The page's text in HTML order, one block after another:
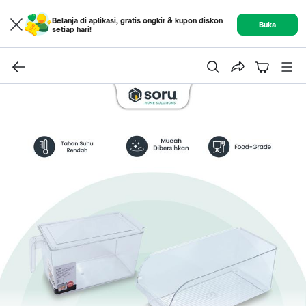
Belanja di aplikasi, gratis ongkir & kupon diskon
setiap hari!
Buka